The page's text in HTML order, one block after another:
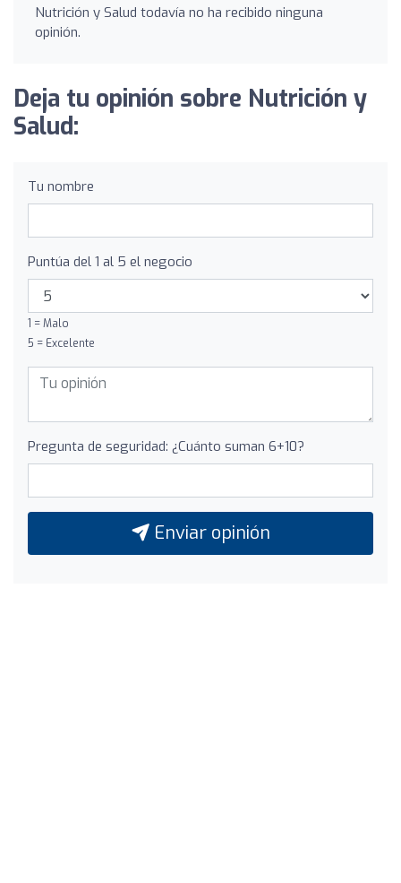
Nutrición y Salud todavía no ha recibido ninguna
opinión.
Deja tu opinión sobre Nutrición y
Salud:
Tu nombre
Puntúa del 1 al 5 el negocio
1 = Malo
5 = Excelente
Pregunta de seguridad: ¿Cuánto suman 6+10?
Enviar opinión